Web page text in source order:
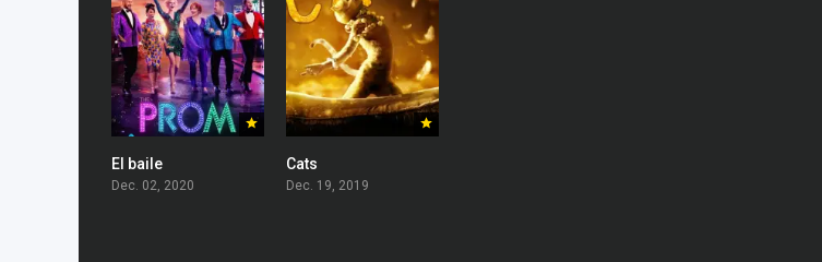
El baile
Dec. 02, 2020
Cats
Dec. 19, 2019